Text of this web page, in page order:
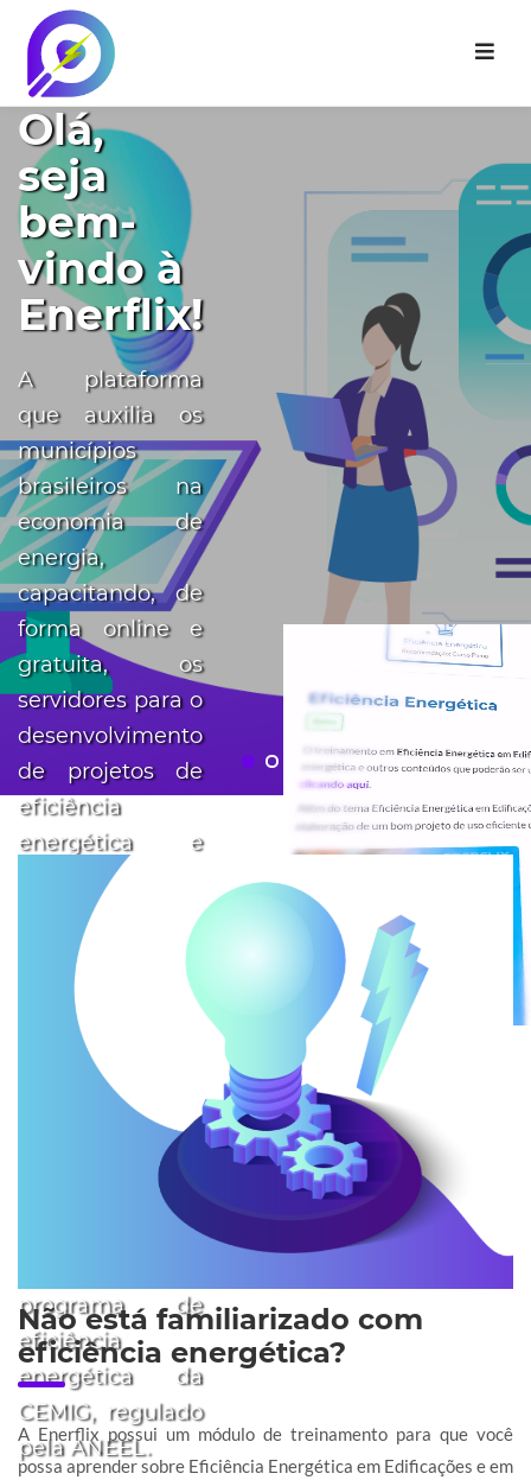
Olá,
seja
bem-
vindo à
Enerflix!
A plataforma
que auxilia os
municípios
brasileiros na
economia de
energia,
capacitando, de
forma online e
gratuita, os
servidores para o
desenvolvimento
de projetos de
eficiência
energética e
distribuída. A
Enerflix foi
desenvolvida
pelo Consórcio
iX-FUPAI-
FAPEPE, com o
apoio do BID e
do Fundo
Especial Japonês
e atualizada com
programa de
eficiência
energética da
CEMIG, regulado
pela ANEEL.
Não está familiarizado com
eficiência energética?
A Enerflix possui um módulo de treinamento para que você
possa aprender sobre Eficiência Energética em Edificações e em